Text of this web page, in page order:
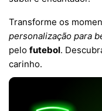
Transforme os
personalização para
pelo futebol.
carinho.